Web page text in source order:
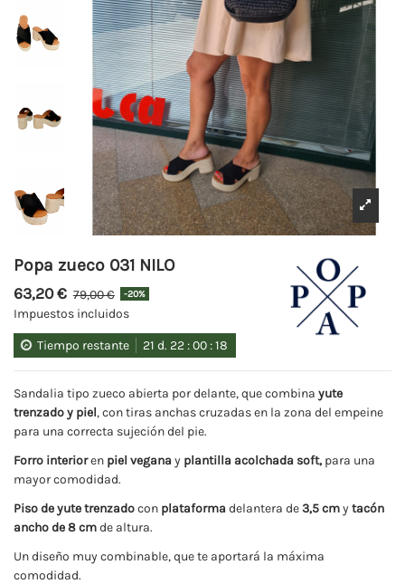
Popa zueco 031 NILO
63,20 € 79,00 € -20%
Impuestos incluidos
Tiempo restante 21 d. 22 :00 :17
Sandalia tipo zueco abierta por delante, que combina yute
trenzado y piel, con tiras anchas cruzadas en la zona del empeine
para una correcta sujeción del pie.
Forro interioren piel vegana y plantilla acolchada soft, para una
mayor comodidad.
Piso de yute trenzadocon plataforma delantera de3,5 cmy tacón
ancho de 8 cmde altura.
Un diseño muy combinable, que te aportará la máxima
comodidad.